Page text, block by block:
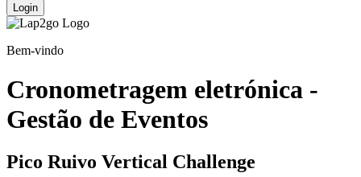
Login
Bem-vindo
Cronometragem eletrónica -
Gestão de Eventos
Pico Ruivo Vertical Challenge